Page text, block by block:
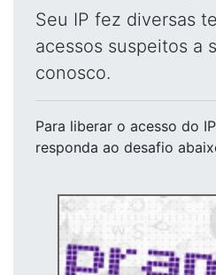
Seu IP fez diversas
acessos suspeitos a
conosco.
Para liberar o acesso do IP
responda ao desafio